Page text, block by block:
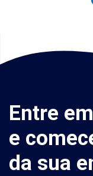
Entre
e
da sua